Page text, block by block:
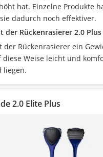
hat. Einzelne Produkte
dadurch noch effektiver.
der Rückenrasierer 2.0
der Rückenrasierer ein
diese Weise leicht und
liegen.
2.0 Elite Plus